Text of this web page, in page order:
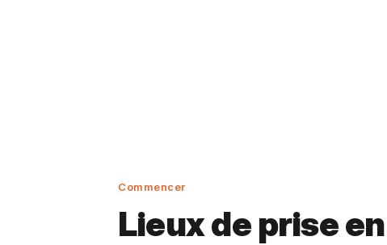
Commencer
Lieux de prise